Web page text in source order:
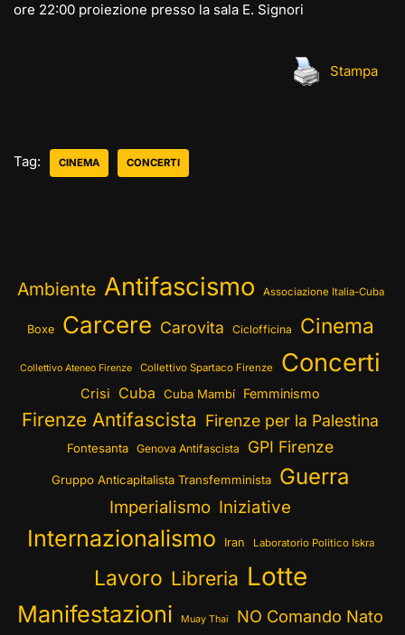
ore 22:00 proiezione presso la sala E. Signori
Stampa
Tag: CINEMA CONCERTI
Ambiente Antifascismo Associazione Italia-Cuba
Boxe Carcere Carovita Ciclofficina Cinema
Collettivo Ateneo Firenze Collettivo Spartaco Firenze Concerti
Crisi Cuba Cuba Mambí Femminismo
Firenze Antifascista Firenze per la Palestina
Fontesanta Genova Antifascista GPI Firenze
Gruppo Anticapitalista Transfemminista Guerra
Imperialismo Iniziative
Internazionalismo Iran Laboratorio Politico Iskra
Lavoro Libreria Lotte
Manifestazioni Muay Thai NO Comando Nato